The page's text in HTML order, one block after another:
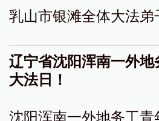
乳山市银滩全体大法弟
辽宁省沈阳浑南一外
大法日！
沈阳浑南一外地务工